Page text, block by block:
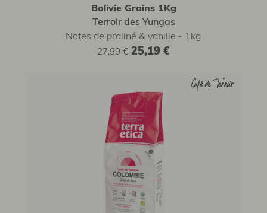
Bolivie Grains 1Kg
Terroir des Yungas
Notes de praliné & vanille - 1kg
27,99 € 25,19 €
Café de Terroir
Café de Terroir